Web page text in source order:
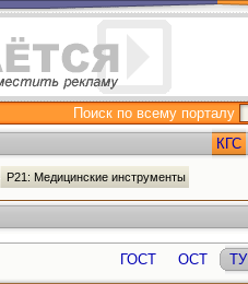
Поиск по всему порталу
КГС
Р21: Медицинские инструменты
ГОСТ ОСТ ТУ